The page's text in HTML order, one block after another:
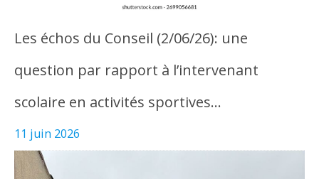
Les échos du Conseil (2/06/26): une
question par rapport à l’intervenant
scolaire en activités sportives…
11 juin 2026